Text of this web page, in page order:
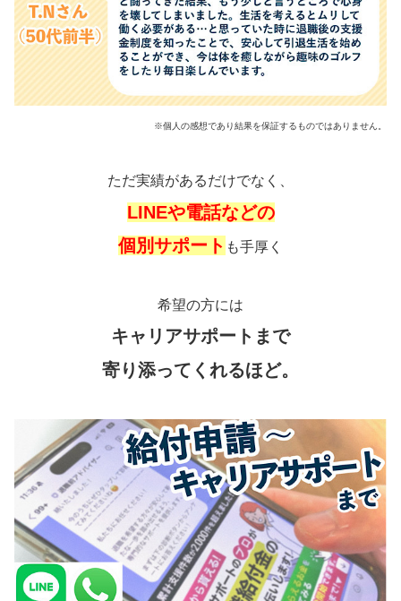
※個人の感想であり結果を保証するものではありません。
ただ実績があるだけでなく、
LINEや電話などの
個別サポート も手厚く
希望の方には
キャリアサポートまで
寄り添ってくれるほど。